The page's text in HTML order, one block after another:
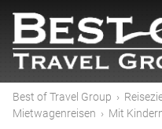
Best of Travel Group ›
Mietwagenreisen › Mit